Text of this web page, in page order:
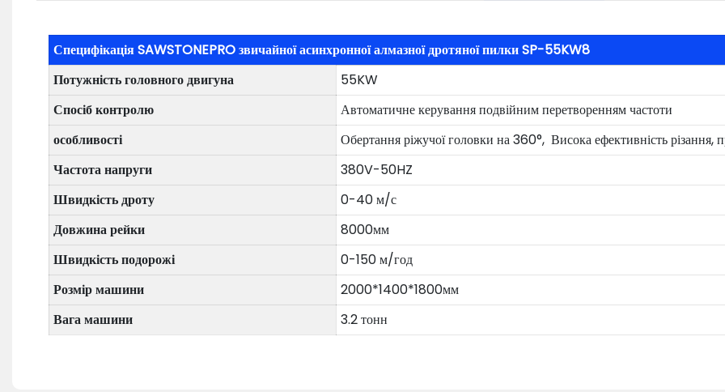
Специфікація SAWSTONEPRO звичайної асинхронної алмазної дротяної пилки SP-55KW8
Потужність головного двигуна
55KW
Спосіб контролю
Автоматичне керування подвійним перетворенням частоти
особливості
Обертання ріжучої головки на 360°, Висока ефективність різання,
Частота напруги
380V-50HZ
Швидкість дроту
0-40 м/с
Довжина рейки
8000мм
Швидкість подорожі
0-150 м/год
Розмір машини
2000*1400*1800мм
Вага машини
3.2 тонн